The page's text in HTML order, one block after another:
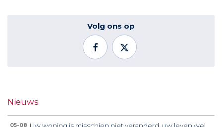
Volg ons op
Nieuws
05-08